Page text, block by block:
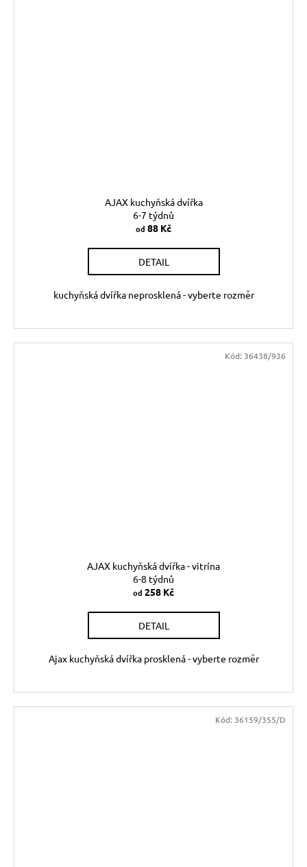
AJAX kuchyňská dvířka
6-7 týdnů
od 88 Kč
DETAIL
kuchyňská dvířka neprosklená - vyberte rozměr
AJAX kuchyňská dvířka - vitrína
6-8 týdnů
od 258 Kč
DETAIL
Ajax kuchyňská dvířka prosklená - vyberte rozměr
Kód: 36438/936
Kód: 36159/355/D